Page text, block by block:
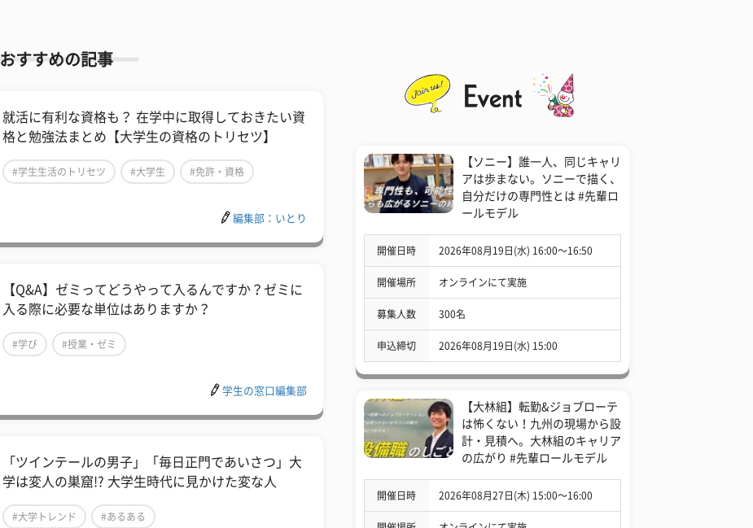
おすすめの記事
就活に有利な資格も？ 在学中に取得しておきたい資
格と勉強法まとめ【大学生の資格のトリセツ】
#学生生活のトリセツ #大学生 #免許・資格
編集部：いとり
【Q&A】ゼミってどうやって入るんですか？ゼミに
入る際に必要な単位はありますか？
#学び #授業・ゼミ
学生の窓口編集部
「ツインテールの男子」「毎日正門であいさつ」大
学は変人の巣窟!? 大学生時代に見かけた変な人
#大学トレンド #あるある
【ソニー】誰一人、同じキャリ
アは歩まない。ソニーで描く、
自分だけの専門性とは #先輩ロ
ールモデル
開催日時 2026年08月19日(水) 16:00〜16:50
開催場所 オンラインにて実施
募集人数 300名
申込締切 2026年08月19日(水) 15:00
【大林組】転勤&ジョブローテ
は怖くない！九州の現場から設
計・見積へ。大林組のキャリア
の広がり #先輩ロールモデル
開催日時 2026年08月27日(木) 15:00〜16:00